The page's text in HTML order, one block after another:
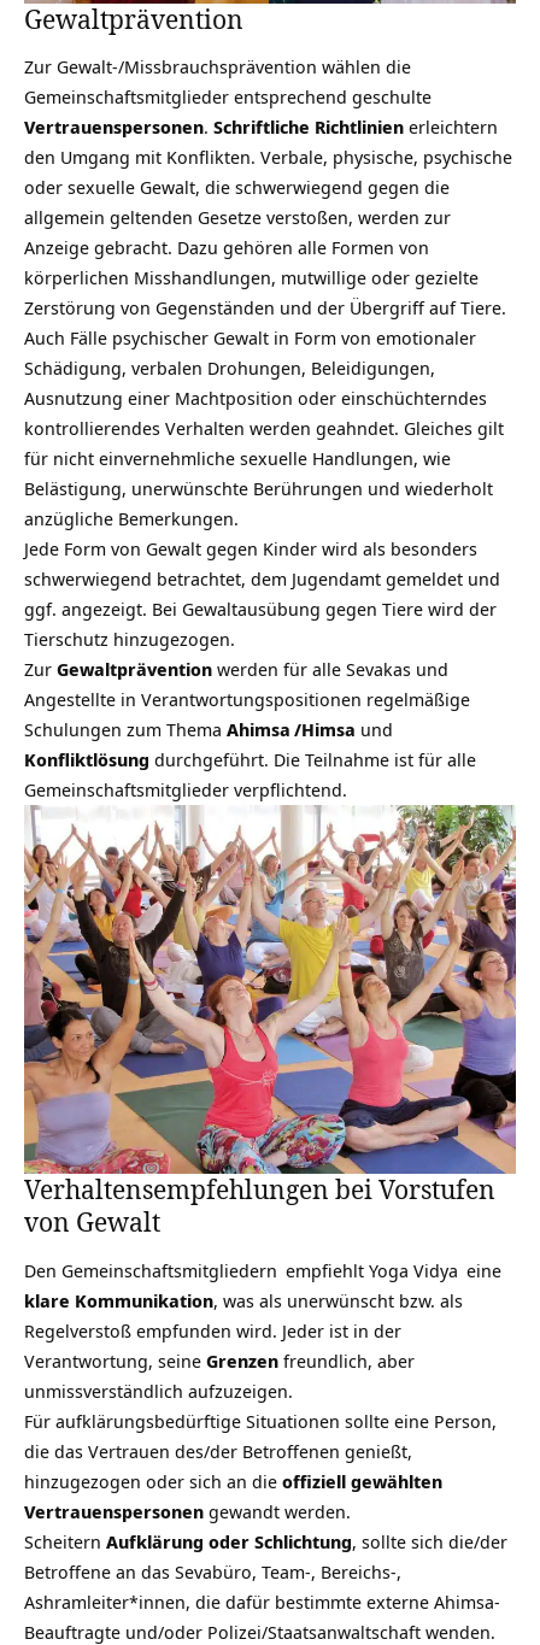
Gewaltprävention
Zur Gewalt-/Missbrauchsprävention wählen die
Gemeinschaftsmitglieder entsprechend geschulte
Vertrauenspersonen. Schriftliche Richtlinien erleichtern
den Umgang mit Konflikten. Verbale, physische, psychische
oder sexuelle Gewalt, die schwerwiegend gegen die
allgemein geltenden Gesetze verstoßen, werden zur
Anzeige gebracht. Dazu gehören alle Formen von
körperlichen Misshandlungen, mutwillige oder gezielte
Zerstörung von Gegenständen und der Übergriff auf Tiere.
Auch Fälle psychischer Gewalt in Form von emotionaler
Schädigung, verbalen Drohungen, Beleidigungen,
Ausnutzung einer Machtposition oder einschüchterndes
kontrollierendes Verhalten werden geahndet. Gleiches gilt
für nicht einvernehmliche sexuelle Handlungen, wie
Belästigung, unerwünschte Berührungen und wiederholt
anzügliche Bemerkungen.
Jede Form von Gewalt gegen Kinder wird als besonders
schwerwiegend betrachtet, dem Jugendamt gemeldet und
ggf. angezeigt. Bei Gewaltausübung gegen Tiere wird der
Tierschutz hinzugezogen.
Zur Gewaltprävention werden für alle Sevakas und
Angestellte in Verantwortungspositionen regelmäßige
Schulungen zum Thema Ahimsa /Himsa und
Konfliktlösung durchgeführt. Die Teilnahme ist für alle
Gemeinschaftsmitglieder verpflichtend.
Verhaltensempfehlungen bei Vorstufen
von Gewalt
Den Gemeinschaftsmitgliedern empfiehlt Yoga Vidya eine
klare Kommunikation, was als unerwünscht bzw. als
Regelverstoß empfunden wird. Jeder ist in der
Verantwortung, seine Grenzen freundlich, aber
unmissverständlich aufzuzeigen.
Für aufklärungsbedürftige Situationen sollte eine Person,
die das Vertrauen des/der Betroffenen genießt,
hinzugezogen oder sich an die offiziell gewählten
Vertrauenspersonen gewandt werden.
Scheitern Aufklärung oder Schlichtung, sollte sich die/der
Betroffene an das Sevabüro, Team-, Bereichs-,
Ashramleiter*innen, die dafür bestimmte externe Ahimsa-
Beauftragte und/oder Polizei/Staatsanwaltschaft wenden.